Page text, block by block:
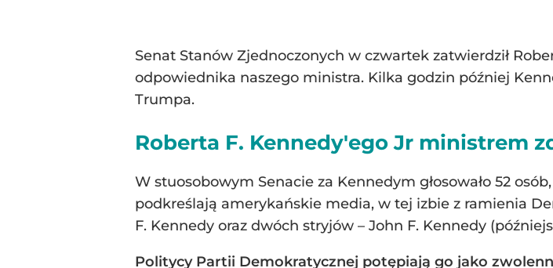
Senat Stanów Zjednoczonych w czwartek zatwierdził
odpowiednika naszego ministra. Kilka godzin później
Trumpa.
Roberta F. Kennedy'ego Jr ministrem
W stuosobowym Senacie za Kennedym głosowało 52
podkreślają amerykańskie media, w tej izbie z ramienia
F. Kennedy oraz dwóch stryjów – John F. Kennedy
Politycy Partii Demokratycznej potępiają go jako